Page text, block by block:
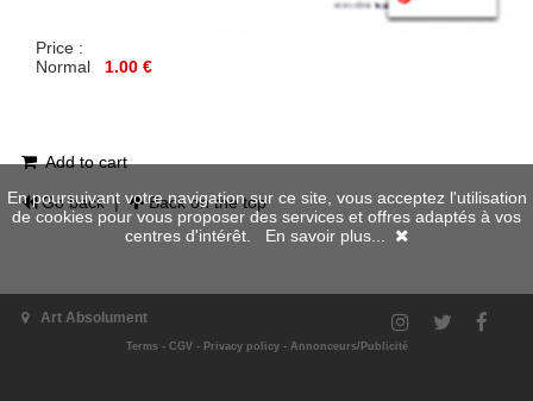
Price :
Normal
1.00 €
Add to cart
Go back| Back on the top
Art Absolument
Terms- CGV- Privacy policy- Annonceurs/Publicité
En poursuivant votre navigation sur ce site, vous acceptez l'utilisation
de cookies pour vous proposer des services et offres adaptés à vos
centres d'intérêt. En savoir plus...